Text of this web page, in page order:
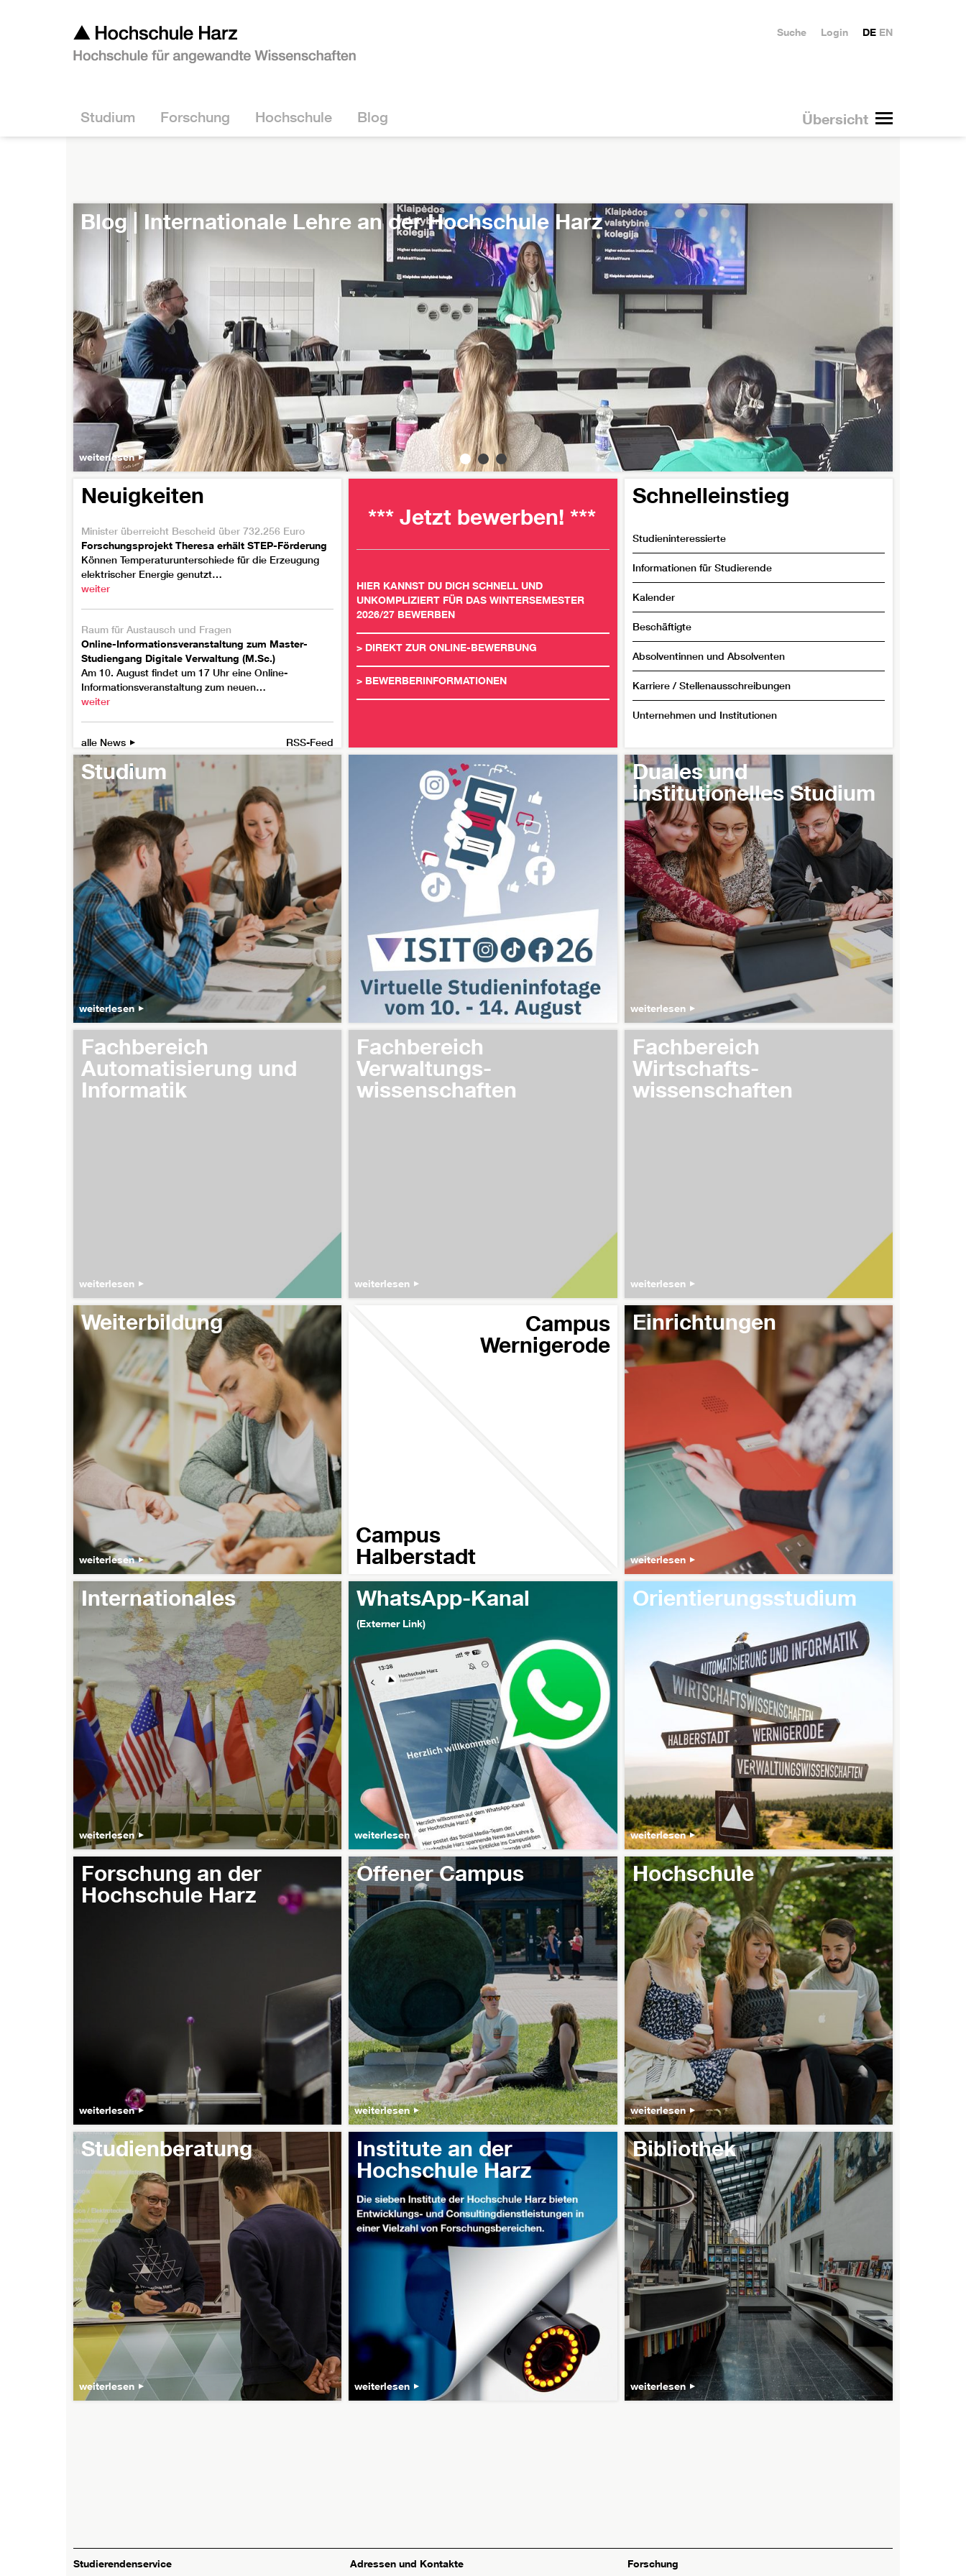
Übersicht
Studium Forschung Hochschule Blog
DE EN
Login
Suche
Blog | Virtuelle Studieninfotage: 10. - 14. August!
weiterlesen
Neuigkeiten
Minister überreicht Bescheid über 732.256 Euro
Forschungsprojekt Theresa erhält STEP-Förderung
Können Temperaturunterschiede für die Erzeugung
elektrischer Energie genutzt…
weiter
Raum für Austausch und Fragen
Online-Informationsveranstaltung zum Master-
Studiengang Digitale Verwaltung (M.Sc.)
Am 10. August findet um 17 Uhr eine Online-
Informationsveranstaltung zum neuen…
weiter
alle News RSS-Feed
*** Jetzt bewerben! ***
HIER KANNST DU DICH SCHNELL UND
UNKOMPLIZIERT FÜR DAS WINTERSEMESTER
2026/27 BEWERBEN
> DIREKT ZUR ONLINE-BEWERBUNG
> BEWERBERINFORMATIONEN
Schnelleinstieg
Studieninteressierte
Informationen für Studierende
Kalender
Beschäftigte
Absolventinnen und Absolventen
Karriere / Stellenausschreibungen
Unternehmen und Institutionen
Studium
weiterlesen
Duales und
institutionelles Studium
weiterlesen
Fachbereich
Automatisierung und
Informatik
weiterlesen
Fachbereich
Verwaltungs-
wissenschaften
weiterlesen
Fachbereich
Wirtschafts-
wissenschaften
weiterlesen
Weiterbildung
weiterlesen
Campus
Halberstadt
Campus
Wernigerode
Einrichtungen
weiterlesen
Internationales
weiterlesen
WhatsApp-Kanal
(Externer Link)
weiterlesen
Orientierungsstudium
weiterlesen
Forschung an der
Hochschule Harz
weiterlesen
Offener Campus
weiterlesen
Hochschule
weiterlesen
Studienberatung
weiterlesen
Institute an der
Hochschule Harz
weiterlesen
Bibliothek
weiterlesen
Studierendenservice Adressen und Kontakte Forschung